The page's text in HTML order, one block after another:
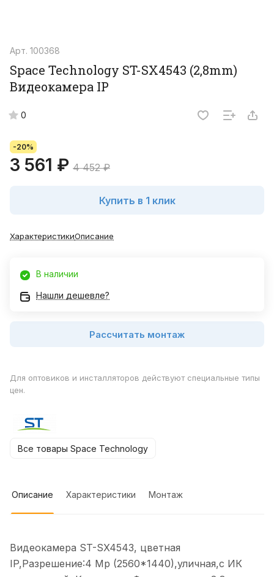
Арт. 100368
Space Technology ST-SX4543 (2,8mm)
Видеокамера IP
0
-20%
3 561 ₽ 4 452 ₽
Купить в 1 клик
ХарактеристикиОписание
В наличии
Нашли дешевле?
Рассчитать монтаж
Для оптовиков и инсталляторов действуют специальные типы
цен.
Все товары Space Technology
Описание Характеристики Монтаж
Видеокамера ST-SX4543, цветная
IP,Разрешение:4 Mp (2560*1440),уличная,с ИК